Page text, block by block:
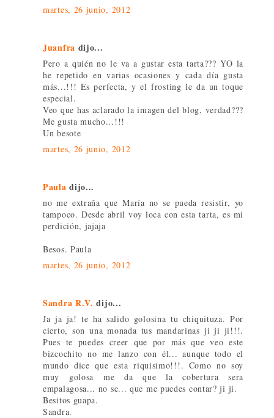
martes, 26 junio, 2012
Juanfra dijo...
Pero a quién no le va a gustar esta tarta??? YO la
he repetido en varias ocasiones y cada día gusta
más...!!! Es perfecta, y el frosting le da un toque
especial.
Veo que has aclarado la imagen del blog, verdad???
Me gusta mucho...!!!
Un besote
martes, 26 junio, 2012
Paula dijo...
no me extraña que María no se pueda resistir, yo
tampoco. Desde abril voy loca con esta tarta, es mi
perdición, jajaja
Besos. Paula
martes, 26 junio, 2012
Sandra R.V. dijo...
Ja ja ja! te ha salido golosina tu chiquituza. Por
cierto, son una monada tus mandarinas ji ji ji!!!.
Pues te puedes creer que por más que veo este
bizcochito no me lanzo con él... aunque todo el
mundo dice que esta riquisimo!!!. Como no soy
muy golosa me da que la cobertura sera
empalagosa... no se... que me puedes contar? ji ji.
Besitos guapa.
Sandra.